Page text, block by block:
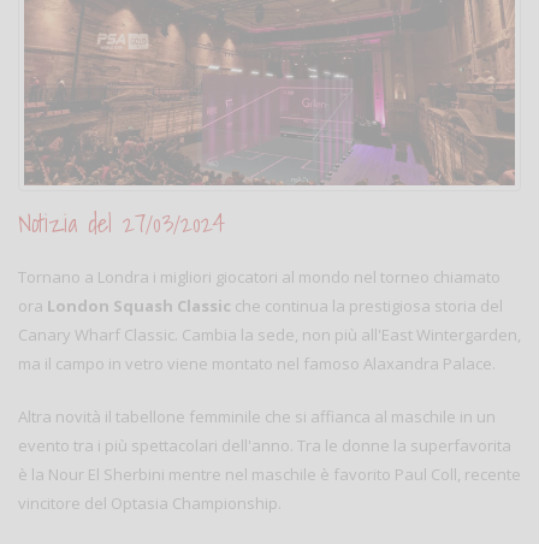
Notizia del 27/03/2024
Tornano a Londra i migliori giocatori al mondo nel torneo chiamato
ora London Squash Classic che continua la prestigiosa storia del
Canary Wharf Classic. Cambia la sede, non più all'East Wintergarden,
ma il campo in vetro viene montato nel famoso Alaxandra Palace.
Altra novità il tabellone femminile che si affianca al maschile in un
evento tra i più spettacolari dell'anno. Tra le donne la superfavorita
è la Nour El Sherbini mentre nel maschile è favorito Paul Coll, recente
vincitore del Optasia Championship.